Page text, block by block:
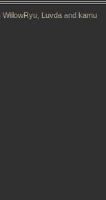
WillowRyu, Luvdaand kamu